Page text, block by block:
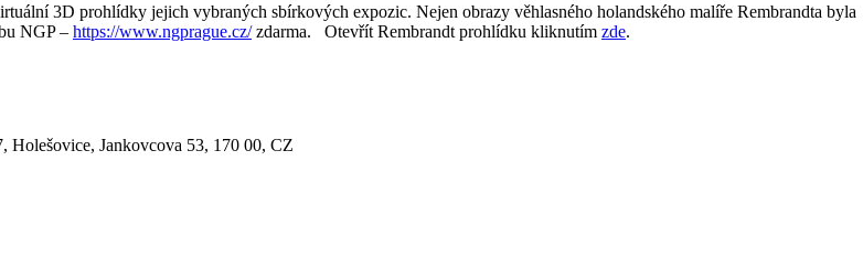
3D prohlídky jejich vybraných sbírkových expozic. Nejen obrazy věhlasného holandského malíře Rembrandta byla
NGP – https://www.ngprague.cz/zdarma. Otevřít Rembrandt prohlídku kliknutím zde.
Holešovice, Jankovcova 53, 170 00, CZ